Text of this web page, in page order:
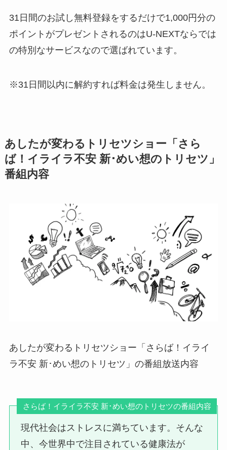
31日間のお試し無料登録をするだけで1,000円分の
ポイントがプレゼントされるのはU-NEXTならでは
の特別なサービスなので選ばれています。
※31日間以内に解約すれば料金は発生しません。
あしたが変わるトリセツショー「さら
ば！イライラ不安 新･めい想のトリセツ」
番組内容
あしたが変わるトリセツショー「さらば！イライ
ラ不安 新･めい想のトリセツ」の番組放送内容
さらば！イライラ不安 新･めい想のトリセツの番組内容
現代社会はストレスに満ちています。そんな
中、今世界中で注目されている健康法が